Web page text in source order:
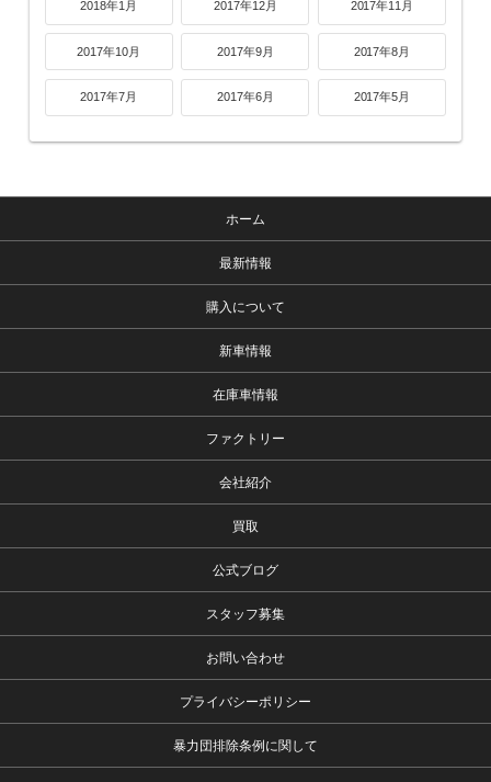
2018年1月 2017年12月 2017年11月
2017年10月 2017年9月 2017年8月
2017年7月 2017年6月 2017年5月
ホーム
最新情報
購入について
新車情報
在庫車情報
ファクトリー
会社紹介
買取
公式ブログ
スタッフ募集
お問い合わせ
プライバシーポリシー
暴力団排除条例に関して